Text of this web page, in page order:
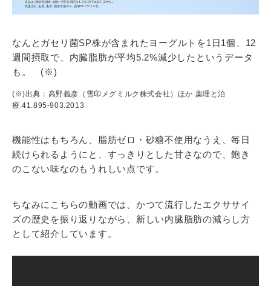
なんとガセリ菌SP株が含まれたヨーグルトを1日1個、12
週間摂取で、内臓脂肪が平均5.2%減少したというデータ
も。 (※)
(※)出典：高野義彦（雪印メグミルク株式会社）ほか 薬理と治
療.41.895-903.2013
機能性はもちろん、脂肪ゼロ・砂糖不使用なうえ、毎日
続けられるようにと、すっきりとした甘さなので、飽き
のこない味なのもうれしい点です。
ちなみにこちらの動画では、かつて流行したエクササイ
ズの歴史を振り返りながら、新しい内臓脂肪の減らし方
として紹介しています。